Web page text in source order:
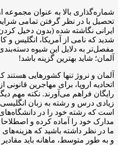
شماره‌گذاری بالا به عنوان مجموعه
تحصیل با در نظر گرفتن تمامی
ایرانی نگاشته شده (بدون دخیل
شدید که نامی از آمریکا، انگلیس و
مفصل‌تر به دلایل این شیوه
آلمان؛ شاید بهترین گزینه باشد!
آلمان و نروژ تنها کشورهایی هستند
اتحادیه اروپا، برای مهاجرین
رایگان فراهم می‌آورند. نکته مهم
زیادی درس و رشته به زبان انگلیسی
است که رشته خود را در
مدارک خود را آماده کرده و اصطلاحا
ما در نظر داشته باشید که
و به طور متوسط، ماهانه باید مقادیر